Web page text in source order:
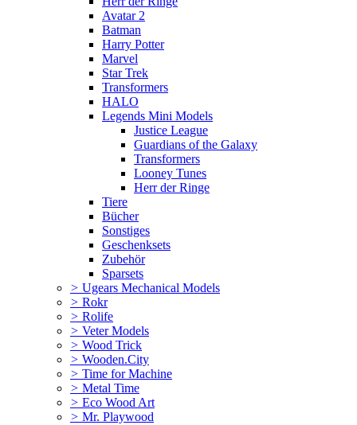
Avatar 2
Batman
Harry Potter
Marvel
Star Trek
Transformers
HALO
Legends Mini Models
Justice League
Guardians of the Galaxy
Transformers
Looney Tunes
Herr der Ringe
Tiere
Bücher
Sonstiges
Geschenksets
Zubehör
Sparsets
> Ugears Mechanical Models
> Rokr
> Rolife
> Veter Models
> Wood Trick
> Wooden.City
> Time for Machine
> Metal Time
> Eco Wood Art
> Mr. Playwood